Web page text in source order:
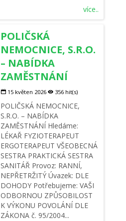
více..
POLIČSKÁ
NEMOCNICE, S.R.O.
– NABÍDKA
ZAMĚSTNÁNÍ
15 květen 2026 356 hit(s)
POLIČSKÁ NEMOCNICE,
S.R.O. – NABÍDKA
ZAMĚSTNÁNÍ Hledáme:
LÉKAŘ FYZIOTERAPEUT
ERGOTERAPEUT VŠEOBECNÁ
SESTRA PRAKTICKÁ SESTRA
SANITÁŘ Provoz: RANNÍ,
NEPŘETRŽITÝ Úvazek: DLE
DOHODY Potřebujeme: VAŠI
ODBORNOU ZPŮSOBILOST
K VÝKONU POVOLÁNÍ DLE
ZÁKONA č. 95/2004...